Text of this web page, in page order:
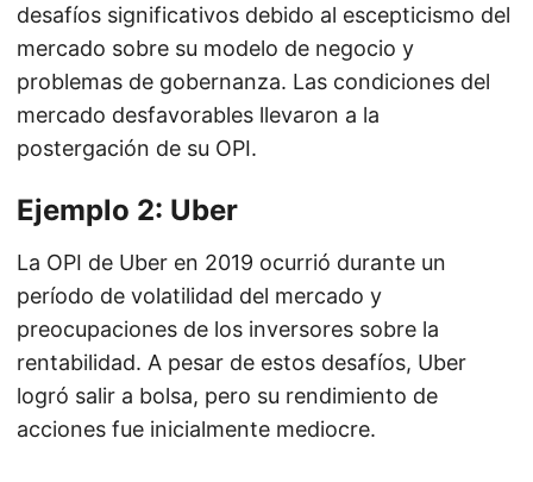
desafíos significativos debido al escepticismo del
mercado sobre su modelo de negocio y
problemas de gobernanza. Las condiciones del
mercado desfavorables llevaron a la
postergación de su OPI.
Ejemplo 2: Uber
La OPI de Uber en 2019 ocurrió durante un
período de volatilidad del mercado y
preocupaciones de los inversores sobre la
rentabilidad. A pesar de estos desafíos, Uber
logró salir a bolsa, pero su rendimiento de
acciones fue inicialmente mediocre.